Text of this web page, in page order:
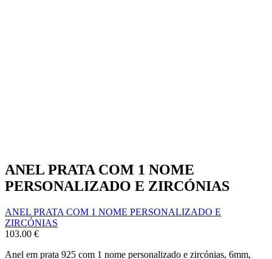
ANEL PRATA COM 1 NOME
PERSONALIZADO E ZIRCÓNIAS
ANEL PRATA COM 1 NOME PERSONALIZADO E
ZIRCÓNIAS
103.00 €
Anel em prata 925 com 1 nome personalizado e zircónias, 6mm,